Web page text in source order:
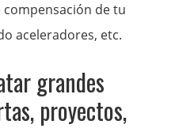
de tu
aceleradores, etc.
grandes
proyectos,